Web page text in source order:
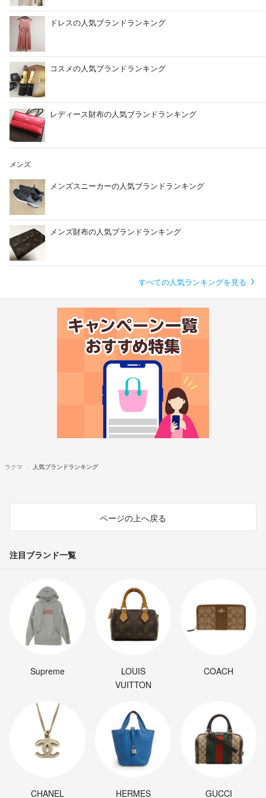
ドレスの人気ブランドランキング
コスメの人気ブランドランキング
レディース財布の人気ブランドランキング
メンズ
メンズスニーカーの人気ブランドランキング
メンズ財布の人気ブランドランキング
すべての人気ランキングを見る
ラクマ 人気ブランドランキング
ページの上へ戻る
注目ブランド一覧
Supreme
LOUIS
VUITTON
COACH
CHANEL HERMES GUCCI